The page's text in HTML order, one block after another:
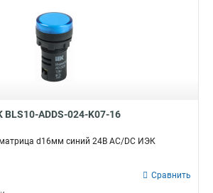
BLS10-ADDS-024-K07-16
d16мм синий 24В AC/DC ИЭК
Сравнить